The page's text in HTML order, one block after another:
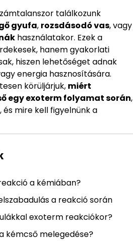
találkozunk
gyufa, rozsdásodó vas, vagy
használatakor. Ezek a
hanem gyakorlati
hiszen lehetőséget adnak
energia hasznosítására.
körüljárjuk, miért
egy exoterm folyamat során,
mire kell figyelnünk a
a kémiában?
a reakció során
exoterm reakciókor?
kémcső melegedése?